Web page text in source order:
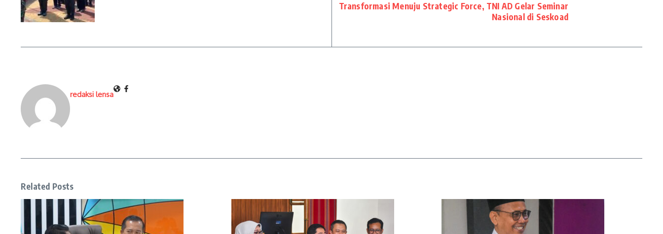
Transformasi Menuju Strategic Force, TNI AD Gelar Seminar
Nasional di Seskoad
redaksi lensa
Related Posts